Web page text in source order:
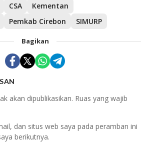
CSA
Kementan
Pemkab Cirebon SIMURP
Bagikan
akan dipublikasikan. Ruas yang wajib
dan situs web saya pada peramban ini
berikutnya.